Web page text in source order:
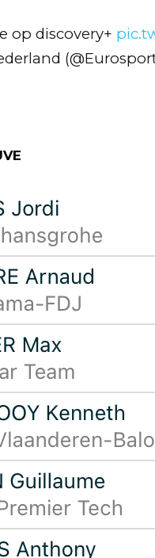
op discovery+